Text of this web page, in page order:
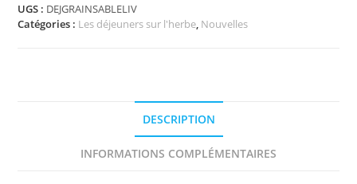
de
sable
UGS : DEJGRAINSABLELIV
Catégories : Les déjeuners sur l'herbe, Nouvelles
DESCRIPTION
INFORMATIONS COMPLÉMENTAIRES